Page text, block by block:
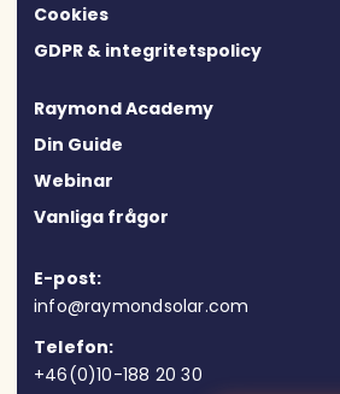
Cookies
GDPR & integritetspolicy
Raymond Academy
Din Guide
Webinar
Vanliga frågor
E-post:
info@raymondsolar.com
Telefon:
+46(0)10-188 20 30